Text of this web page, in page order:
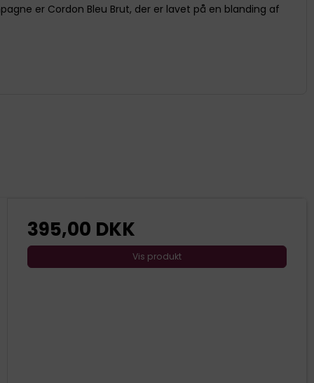
er Cordon Bleu Brut, der er lavet på en blanding af
395,00 DKK
Vis produkt